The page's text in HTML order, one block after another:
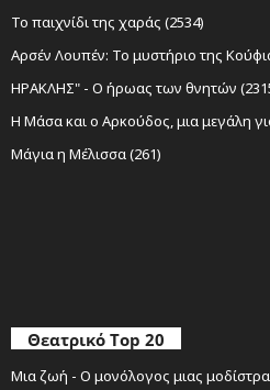
Το παιχνίδι της χαράς (2534)
Αρσέν Λουπέν: Το μυστήριο της
ΗΡΑΚΛΗΣ" - Ο ήρωας των θνητών
Η Μάσα και ο Αρκούδος, μια μεγάλη
Μάγια η Μέλισσα (261)
Θεατρικό Top 20
Μια ζωή - Ο μονόλογος μιας